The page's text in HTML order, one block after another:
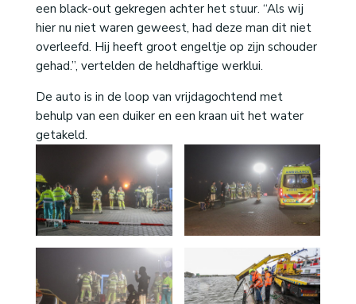
een black-out gekregen achter het stuur. “Als wij
hier nu niet waren geweest, had deze man dit niet
overleefd. Hij heeft groot engeltje op zijn schouder
gehad.”, vertelden de heldhaftige werklui.
De auto is in de loop van vrijdagochtend met
behulp van een duiker en een kraan uit het water
getakeld.